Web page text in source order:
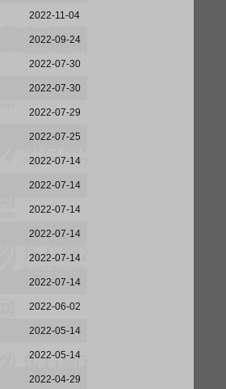
2022-11-04
2022-09-24
2022-07-30
2022-07-30
2022-07-29
2022-07-25
2022-07-14
2022-07-14
2022-07-14
2022-07-14
2022-07-14
2022-07-14
2022-06-02
2022-05-14
2022-05-14
2022-04-29